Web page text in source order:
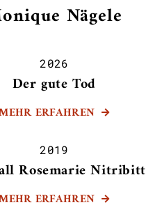
Nägele
2026
Der gute Tod
ERFAHREN 
2019
Rosemarie Nitribitt
ERFAHREN 